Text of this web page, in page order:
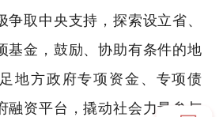
争取中央支持，探索设立省、
基金，鼓励、协助有条件的地
地方政府专项资金、专项债
融资平台，撬动社会力量参与